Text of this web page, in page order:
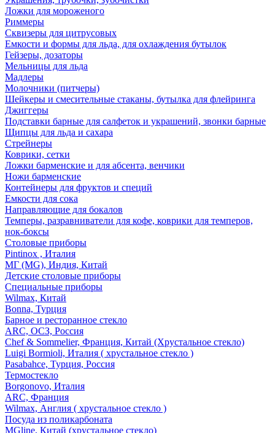
Ложки для мороженого
Риммеры
Сквизеры для цитрусовых
Емкости и формы для льда, для охлаждения бутылок
Гейзеры, дозаторы
Мельницы для льда
Мадлеры
Молочники (питчеры)
Шейкеры и смесительные стаканы, бутылка для флейринга
Джиггеры
Подставки барные для салфеток и украшений, звонки барные
Щипцы для льда и сахара
Стрейнеры
Коврики, сетки
Ложки барменские и для абсента, венчики
Ножи барменские
Контейнеры для фруктов и специй
Емкости для сока
Направляющие для бокалов
Темперы, разравниватели для кофе, коврики для темперов,
нок-боксы
Столовые приборы
Pintinox , Италия
МГ (MG), Индия, Китай
Детские столовые приборы
Специальные приборы
Wilmax, Китай
Bonna, Турция
Барное и ресторанное стекло
ARC, ОСЗ, Россия
Chef & Sommelier, Франция, Китай (Хрустальное стекло)
Luigi Bormioli, Италия ( хрустальное стекло )
Pasabahce, Турция, Россия
Термостекло
Borgonovo, Италия
ARC, Франция
Wilmax, Англия ( хрустальное стекло )
Посуда из поликарбоната
MGline, Китай (хрустальное стекло)